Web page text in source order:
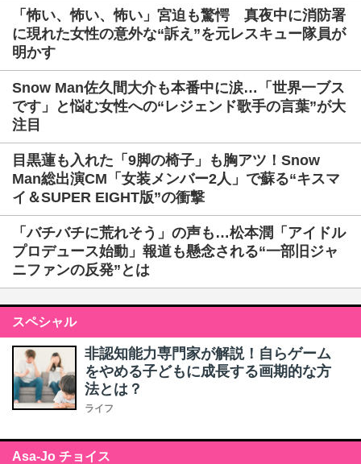
「怖い、怖い、怖い」宮迫も驚愕 真夜中に消防署
に現れた女性の意外な“訴え”を元レスキュー隊員が
明かす
Snow Man佐久間大介も本番中に涙…「世界一ブス
です」と悩む女性への“レジェンド歌手の言葉”が大
注目
目黒蓮も入れた「9脚の椅子」も胸アツ！Snow
Man総出演CM「女装メンバー2人」で蘇る“キスマ
イ＆SUPER EIGHT版”の衝撃
「バチバチに荒れそう」の声も…松本潤「アイドル
プロデュース始動」報道も懸念される“一部旧ジャ
ニファンの反発”とは
スペシャル
非認知能力専門家が解説！自らゲーム
をやめる子どもに成長する画期的な方
法とは？
ライフ
Asa-Jo チョイス